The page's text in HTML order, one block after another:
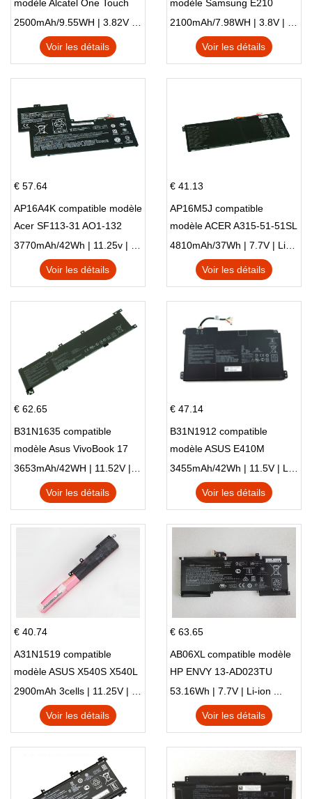
modèle Alcatel One Touch
Pop 4 Plus OT-5056D
2500mAh/9.55WH | 3.82V | Li-ion ...
Voir les détails
modèle Samsung E210
E210K i939
2100mAh/7.98WH | 3.8V | Li-ion ...
Voir les détails
€ 57.64
AP16A4K compatible modèle
Acer SF113-31 AO1-132
NE132
3770mAh/42Wh | 11.25v | Li-ion ...
Voir les détails
€ 41.13
AP16M5J compatible
modèle ACER A315-51-51SL
N17Q1 SERIES
4810mAh/37Wh | 7.7V | Li-ion ...
Voir les détails
€ 62.65
B31N1635 compatible
modèle Asus VivoBook 17
X705NC X705UA X705UV
X705UN X705UD
3653mAh/42WH | 11.52V | Li-ion ...
Voir les détails
€ 47.14
B31N1912 compatible
modèle ASUS E410M
E410MA L410MA
3455mAh/42Wh | 11.5V | Li-ion ...
Voir les détails
€ 40.74
A31N1519 compatible
modèle ASUS X540S X540L
X540LA-SI302 X540SA
X540S
2900mAh 3cells | 11.25V | Li-ion ...
Voir les détails
€ 63.65
AB06XL compatible modèle
HP ENVY 13-AD023TU
HSTNN-DB8C 921438-855
TPN-I128
53.16Wh | 7.7V | Li-ion ...
Voir les détails